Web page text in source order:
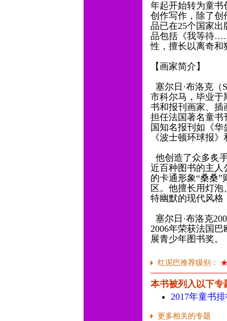
年起开始转为童书
创作写作，除了创
品已在25个国家
品包括《我等待
性，擅长以离奇
【画家简介】
塞尔日·布洛克（
市科尔马，毕业于
书和报刊画家、插
担任法国著名童书
国知名报刊如《
《波士顿环球报
他创造了众多炙
近百种图书的主人
的卡通形象“桑桑
区。他擅长用灯
特幽默的现代风
塞尔日·布洛克
2006年荣获法国
展青少年图书奖。
红泥巴推荐级别：
本书被列入以下专
2017年童书
更多相关的专题